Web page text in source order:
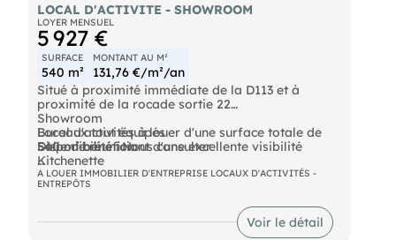
LOCAL D'ACTIVITE - SHOWROOM
LOYER MENSUEL
5 927 €
SURFACE
540 m²
MONTANT AU M²
131,76 €/m²/an
Situé à proximité immédiate de la D113 et à
proximité de la rocade sortie 22
Local d'activités à louer d'une surface totale de
540 m² bénéficiant d'une excellente visibilité
Prestations :
Showroom
Bureaux tout équipés
Salle de réunion
Kitchenette
Fibre
Triphasé
2 portes sectionnelles Grand parking
Disponibilité : Nous consulter
Contactez-nous pour plus d'informations !
Les informations sur les risques auxquels ce bien
est exposé sont disponibles sur le site Géorisques :
A LOUER IMMOBILIER D'ENTREPRISE LOCAUX D'ACTIVITÉS -
ENTREPÔTS
Voir le détail